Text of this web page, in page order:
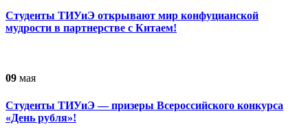
Студенты ТИУиЭ открывают мир конфуцианской
мудрости в партнерстве с Китаем!
09 мая
Студенты ТИУиЭ — призеры Всероссийского конкурса
«День рубля»!